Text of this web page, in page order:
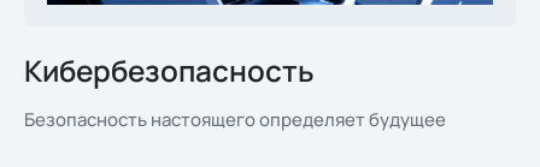
Кибербезопасность
Безопасность настоящего определяет будущее